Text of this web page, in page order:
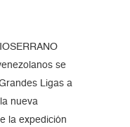
se
Ligas a
nueva
la expedición